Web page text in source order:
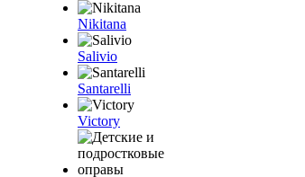
Nikitana
Salivio
Santarelli
Victory